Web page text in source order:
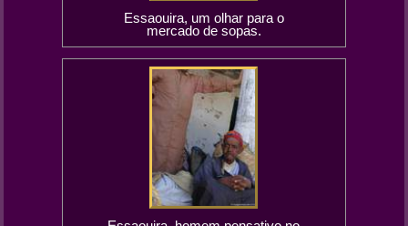
Essaouira, um olhar para o
mercado de sopas.